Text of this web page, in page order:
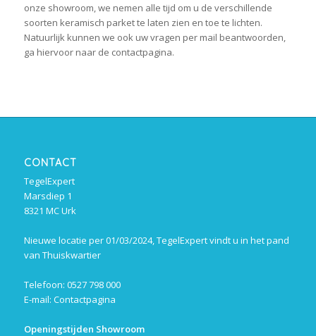
onze showroom, we nemen alle tijd om u de verschillende
soorten keramisch parket te laten zien en toe te lichten.
Natuurlijk kunnen we ook uw vragen per mail beantwoorden,
ga hiervoor naar de contactpagina.
CONTACT
TegelExpert
Marsdiep 1
8321 MC Urk
Nieuwe locatie per 01/03/2024, TegelExpert vindt u in het pand
van Thuiskwartier
Telefoon: 0527 798 000
E-mail: Contactpagina
Openingstijden Showroom